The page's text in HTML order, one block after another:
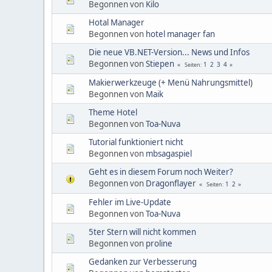
Begonnen von Kilo
Hotal Manager
Begonnen von hotel manager fan
Die neue VB.NET-Version... News und Infos
Begonnen vonStiepen Seiten 1 2 3 4
Makierwerkzeuge (+ Menü Nahrungsmittel)
Begonnen von Maik
Theme Hotel
Begonnen vonToa-Nuva
Tutorial funktioniert nicht
Begonnen von mbsagaspiel
Geht es in diesem Forum noch Weiter?
Begonnen von Dragonflayer Seiten 1 2
Fehler im Live-Update
Begonnen vonToa-Nuva
5ter Stern will nicht kommen
Begonnen von proline
Gedanken zur Verbesserung